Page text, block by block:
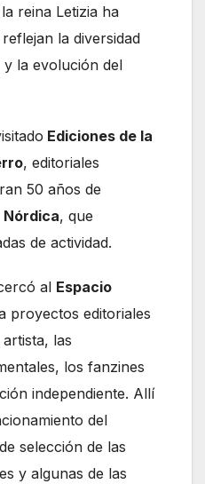
reina Letizia ha
la diversidad
la evolución del
Ediciones de la
, editoriales
50 años de
Nórdica, que
de actividad.
al Espacio
proyectos editoriales
las
los fanzines
independiente. Allí
del
selección de las
y algunas de las